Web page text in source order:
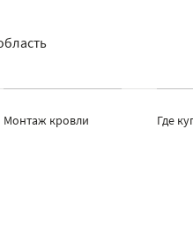
Монтаж кровли Где